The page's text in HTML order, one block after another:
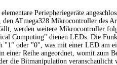
Periepheriegeräte
ATmega328 Mikrocontroller des
werden weitere Mikrocontroller
Computing" dienen LEDs. Die
"1" oder "0", was mit einer LED am
einer Reihe angeordnet, womit zum
die Bitmanipulation veranschaulicht